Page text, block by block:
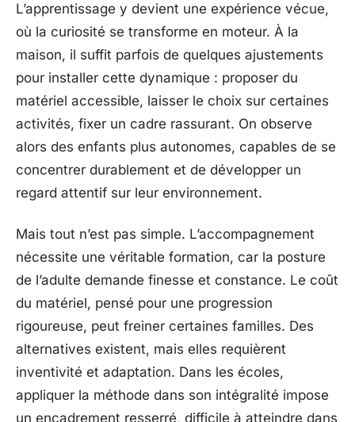
L’apprentissage y devient une expérience vécue,
où la curiosité se transforme en moteur. À la
maison, il suffit parfois de quelques ajustements
pour installer cette dynamique : proposer du
matériel accessible, laisser le choix sur certaines
activités, fixer un cadre rassurant. On observe
alors des enfants plus autonomes, capables de se
concentrer durablement et de développer un
regard attentif sur leur environnement.
Mais tout n’est pas simple. L’accompagnement
nécessite une véritable formation, car la posture
de l’adulte demande finesse et constance. Le coût
du matériel, pensé pour une progression
rigoureuse, peut freiner certaines familles. Des
alternatives existent, mais elles requièrent
inventivité et adaptation. Dans les écoles,
appliquer la méthode dans son intégralité impose
un encadrement resserré, difficile à atteindre dans